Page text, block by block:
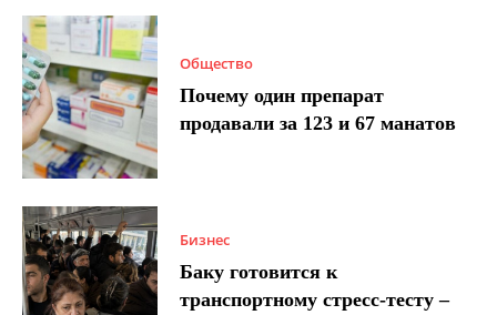
Общество
Почему один препарат
продавали за 123 и 67 манатов
Бизнес
Баку готовится к
транспортному стресс-тесту –